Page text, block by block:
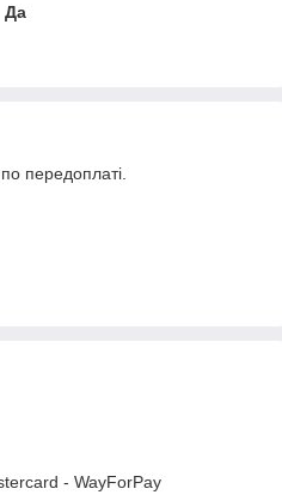
Да
передоплаті.
- WayForPay